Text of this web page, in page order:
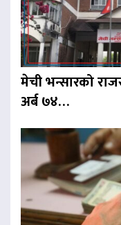
मेची भन्सारको
अर्ब ७४…